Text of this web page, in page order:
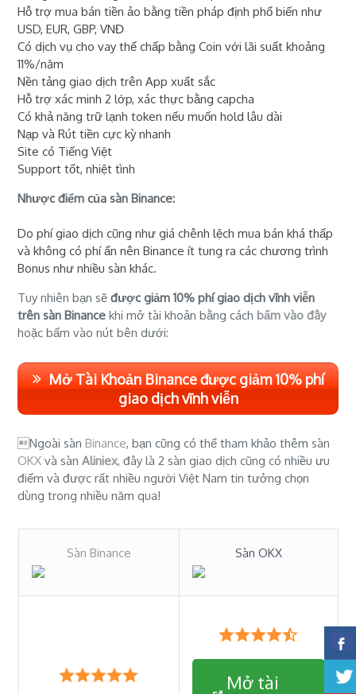
Hỗ trợ mua bán tiền ảo bằng tiền pháp định phổ biến như
USD, EUR, GBP, VNĐ
Có dịch vụ cho vay thế chấp bằng Coin với lãi suất khoảng
11%/năm
Nền tảng giao dịch trên App xuất sắc
Hỗ trợ xác minh 2 lớp, xác thực bằng capcha
Có khả năng trữ lạnh token nếu muốn hold lâu dài
Nạp và Rút tiền cực kỳ nhanh
Site có Tiếng Việt
Support tốt, nhiệt tình
Nhược điểm của sàn Binance:
Do phí giao dịch cũng như giá chênh lệch mua bán khá thấp
và không có phí ẩn nên Binance ít tung ra các chương trình
Bonus như nhiều sàn khác.
Tuy nhiên bạn sẽđược giảm 10% phí giao dịch vĩnh viễn
trên sàn Binance khi mở tài khoản bằng cáchbấm vào đây
hoặc bấm vào nút bên dưới:
Mở Tài Khoản Binance được giảm 10% phí
giao dịch vĩnh viễn
Ngoài sànBinance, bạn cũng có thể tham khảo thêm sàn
OKX và sànAliniex, đây là 2 sàn giao dịch cũng có nhiều ưu
điểm và được rất nhiều người Việt Nam tin tưởng chọn
dùng trong nhiều năm qua!
Sàn Binance Sàn OKX
Mở tài